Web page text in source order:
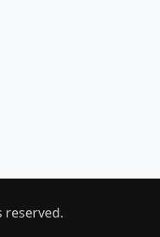
reserved.